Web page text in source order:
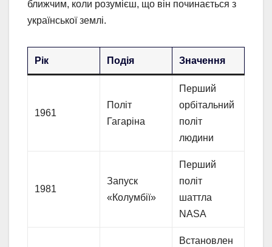
ближчим, коли розумієш, що він починається з
української землі.
Рік Подія Значення
1961
Політ
Гагаріна
Перший
орбітальний
політ
людини
1981
Запуск
«Колумбії»
Перший
політ
шаттла
NASA
Встановлен